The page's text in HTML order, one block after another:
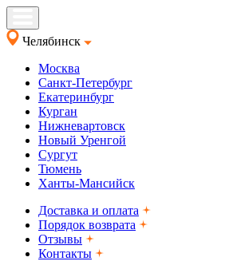
Челябинск
Москва
Санкт-Петербург
Екатеринбург
Курган
Нижневартовск
Новый Уренгой
Сургут
Тюмень
Ханты-Мансийск
Доставка и оплата
Порядок возврата
Отзывы
Контакты